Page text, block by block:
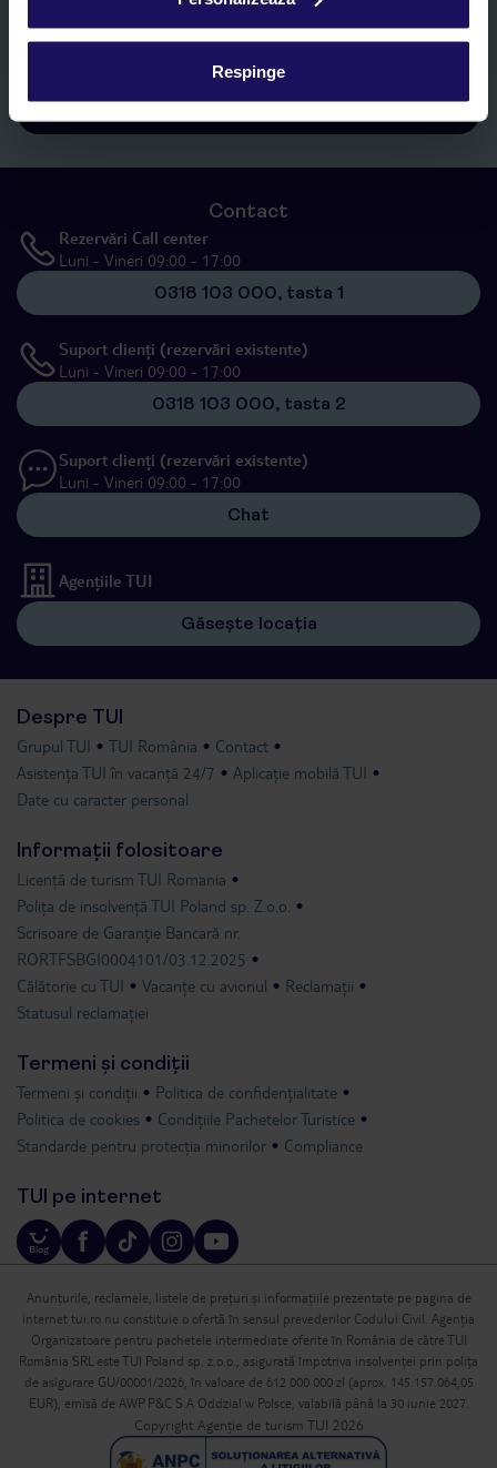
Respinge
Romania SRL în scopuri de marketing, în cadrul și în scopul
specificat în„Informații privind prelucrarea datelor cu caracter
inclusiv utilizarea așa-numitelor sisteme de apelare automată.
Contact
Rezervări Call center
Luni - Vineri 09:00 - 17:00
0318 103 000, tasta 1
Suport clienți (rezervări existente)
Luni - Vineri 09:00 - 17:00
0318 103 000, tasta 2
Suport clienți (rezervări existente)
Luni - Vineri 09:00 - 17:00
Chat
Agențiile TUI
Găsește locația
Despre TUI
Grupul TUI TUI România
Contact
Asistența TUI în vacanță 24/7
Aplicație mobilă TUI
Date cu caracter personal
Informații folositoare
Licență de turism TUI Romania
Polița de insolvență TUI Poland sp. Z.o.o.
Scrisoare de Garanție Bancară nr.
RORTFSBGI0004101/03.12.2025
Călătorie cu TUI
Vacanțe cu avionul
Reclamații
Statusul reclamației
Termeni și condiții
Termeni și condiții
Politica de confidențialitate
Politica de cookies
Condițiile Pachetelor Turistice
Standarde pentru protecția minorilor
Compliance
TUI pe internet
Anunțurile, reclamele, listele de prețuri și informațiile prezentate pe pagina de
internet tui.ro nu constituie o ofertă în sensul prevederilor Codului Civil. Agenția
Organizatoare pentru pachetele intermediate oferite în România de către TUI
România SRL este TUI Poland sp. z.o.o., asigurată împotriva insolvenței prin polița
de asigurare GU/00001/2026, în valoare de 612 000 000 zl (aprox. 145.157.064,05
EUR), emisă de AWP P&C S.A Oddzial w Polsce, valabilă până la 30 iunie 2027.
Copyright Agenție de turism TUI 2026